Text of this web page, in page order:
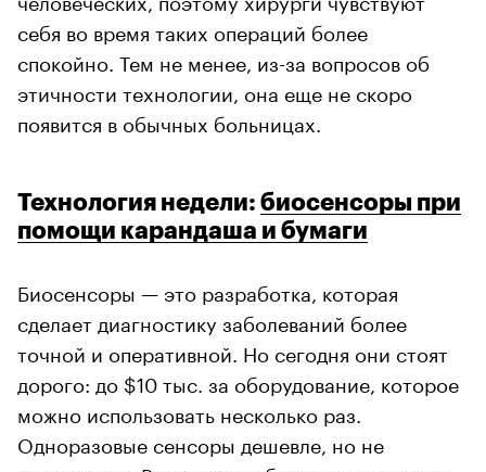
себя во время таких операций более
спокойно. Тем не менее, из-за вопросов об
этичности технологии, она еще не скоро
появится в обычных больницах.
Технология недели: биосенсоры при
помощи карандаша и бумаги
Биосенсоры — это разработка, которая
сделает диагностику заболеваний более
точной и оперативной. Но сегодня они стоят
дорого: до $10 тыс. за оборудование, которое
можно использовать несколько раз.
Одноразовые сенсоры дешевле, но не